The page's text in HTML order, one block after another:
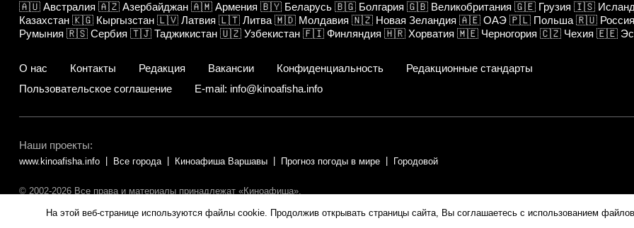
🇦🇺 Австралия 🇦🇿 Азербайджан 🇦🇲 Армения 🇧🇾 Беларусь 🇧🇬 Болгария 🇬🇧 Великобритания 🇬🇪 Грузия 🇮🇸
Казахстан 🇰🇬 Кыргызстан 🇱🇻 Латвия 🇱🇹 Литва 🇲🇩 Молдавия 🇳🇿 Новая Зеландия 🇦🇪 ОАЭ 🇵🇱 Польша 🇷🇺 Россия
Румыния 🇷🇸 Сербия 🇹🇯 Таджикистан 🇺🇿 Узбекистан 🇫🇮 Финляндия 🇭🇷 Хорватия 🇲🇪 Черногория 🇨🇿 Чехия 🇪🇪
О нас Контакты Редакция Вакансии Конфиденциальность
Редакционные стандарты
Пользовательское соглашение
E-mail: info@kinoafisha.info
Наши проекты:
www.kinoafisha.info Все города Киноафиша Варшавы Прогноз погоды в мире Городовой
© 2002-2026 Все права и материалы принадлежат «Киноафиша».
На этой веб-странице используются файлы cookie. Продолжив открывать страницы сайта, Вы соглашаетесь с использованием